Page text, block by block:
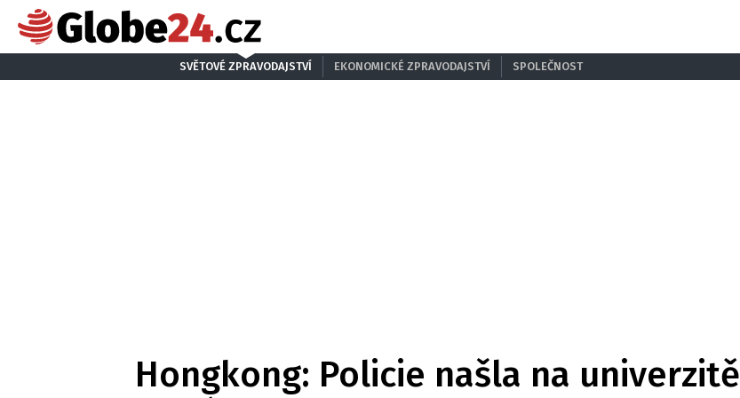
SVĚTOVÉ ZPRAVODAJSTVÍ EKONOMICKÉ ZPRAVODAJSTVÍ SPOLEČNOST
Hongkong: Policie našla na